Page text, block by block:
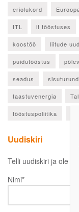
eriolukord
ITL it tööstuses
koostöö liitude
puidutööstus
seadus
taastuvenergia
tööstuspoliitika
Uudiskiri
Telli uudiskiri ja ole
Nimi*